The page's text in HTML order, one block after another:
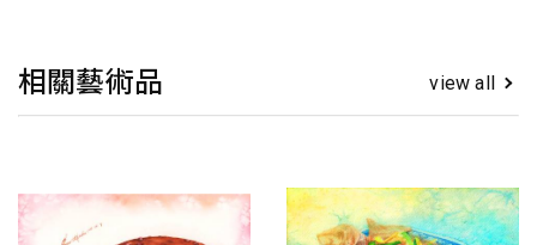
相關藝術品 view all